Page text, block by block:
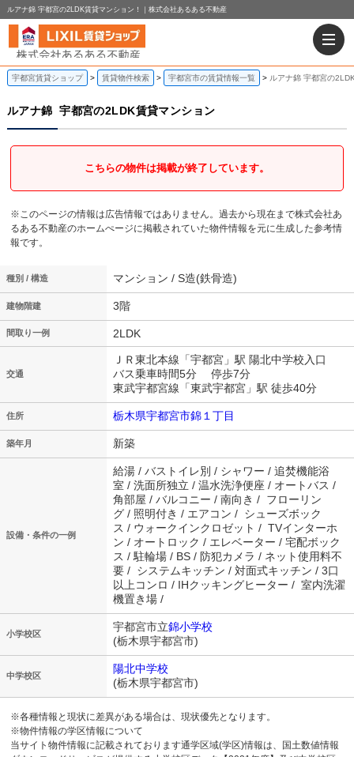
ルアナ錦 宇都宮の2LDK賃貸マンション！｜株式会社あるある不動産
宇都宮賃貸ショップ 賃貸物件検索 宇都宮市の賃貸情報一覧 ルアナ錦 宇都宮の
ルアナ錦 宇都宮の2LDK賃貸マンション
こちらの物件は掲載が終了しています。
※このページの情報は広告情報ではありません。過去から現在まで株式会社あ
るある不動産のホームぺージに掲載されていた物件情報を元に生成した参考情
報です。
種別 / 構造 マンション / S造(鉄骨造)
建物階建 3階
間取り一例 2LDK
交通
ＪＲ東北本線「宇都宮」駅 陽北中学校入口
バス乗車時間5分 停歩7分
東武宇都宮線「東武宇都宮」駅 徒歩40分
住所 栃木県宇都宮市錦１丁目
築年月 新築
設備・条件の一例
給湯 / バストイレ別 / シャワー / 追焚機能浴
室 / 洗面所独立 / 温水洗浄便座 / オートバス /
角部屋 / バルコニー / 南向き / フローリン
グ / 照明付き / エアコン / シューズボック
ス / ウォークインクロゼット / TVインターホ
ン / オートロック / エレベーター / 宅配ボック
ス / 駐輪場 / BS / 防犯カメラ / ネット使用料不
要 / システムキッチン / 対面式キッチン / 3口
以上コンロ / IHクッキングヒーター / 室内洗濯
機置き場 /
小学校区
宇都宮市立錦小学校
(栃木県宇都宮市)
中学校区
陽北中学校
(栃木県宇都宮市)
※各種情報と現状に差異がある場合は、現状優先となります。
※物件情報の学区情報について
当サイト物件情報に記載されております通学区域(学区)情報は、国土数値情報